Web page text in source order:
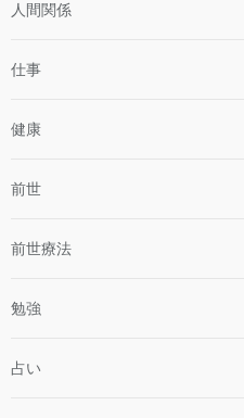
人間関係
仕事
健康
前世
前世療法
勉強
占い